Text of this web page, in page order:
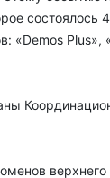
состоялось
Plus»,